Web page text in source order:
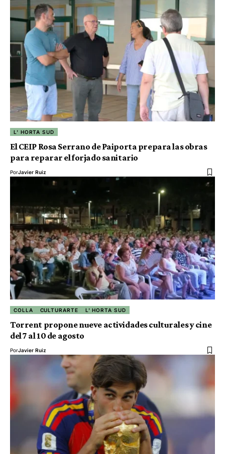
L' HORTA SUD
El CEIP Rosa Serrano de Paiporta prepara las obras
para reparar el forjado sanitario
PorJavier Ruiz
COLLA CULTURARTE L' HORTA SUD
Torrent propone nueve actividades culturales y cine
del 7 al 10 de agosto
PorJavier Ruiz